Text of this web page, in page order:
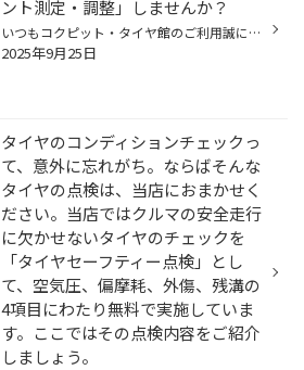
ント測定・調整」しませんか？
いつもコクピット・タイヤ館のご利用誠にありがとうございます。 皆さん、おクルマを運転していて、フラフラしてまっすぐ走らない、ハンドルがぶれる、 まっすぐ走っている時でもハンドルが左右どちらかに傾いている、 カーブで曲がりにくいなどの ご経験はございませんか？ その症状、おクルマの「...
2025年9月25日
タイヤのコンディションチェックっ
て、意外に忘れがち。ならばそんな
タイヤの点検は、当店におまかせく
ださい。当店ではクルマの安全走行
に欠かせないタイヤのチェックを
「タイヤセーフティー点検」とし
て、空気圧、偏摩耗、外傷、残溝の
4項目にわたり無料で実施していま
す。ここではその点検内容をご紹介
しましょう。